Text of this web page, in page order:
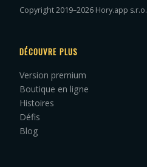
Copyright 2019–2026 Hory.app s.r.o.
DÉCOUVRE PLUS
Version premium
Boutique en ligne
Histoires
Défis
Blog